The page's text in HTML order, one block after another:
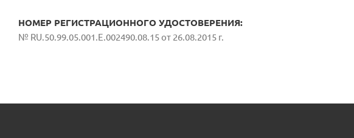
НОМЕР РЕГИСТРАЦИОННОГО УДОСТОВЕРЕНИЯ:
№ RU.50.99.05.001.Е.002490.08.15 от 26.08.2015 г.